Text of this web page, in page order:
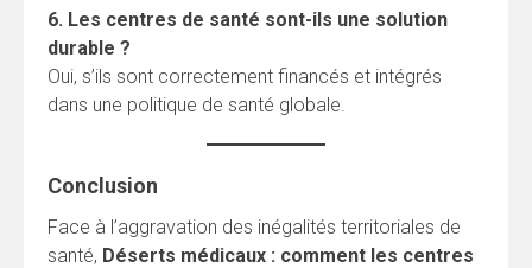
6. Les centres de santé sont-ils une solution
durable ?
Oui, s’ils sont correctement financés et intégrés
dans une politique de santé globale.
Conclusion
Face à l’aggravation des inégalités territoriales de
santé, Déserts médicaux : comment les centres